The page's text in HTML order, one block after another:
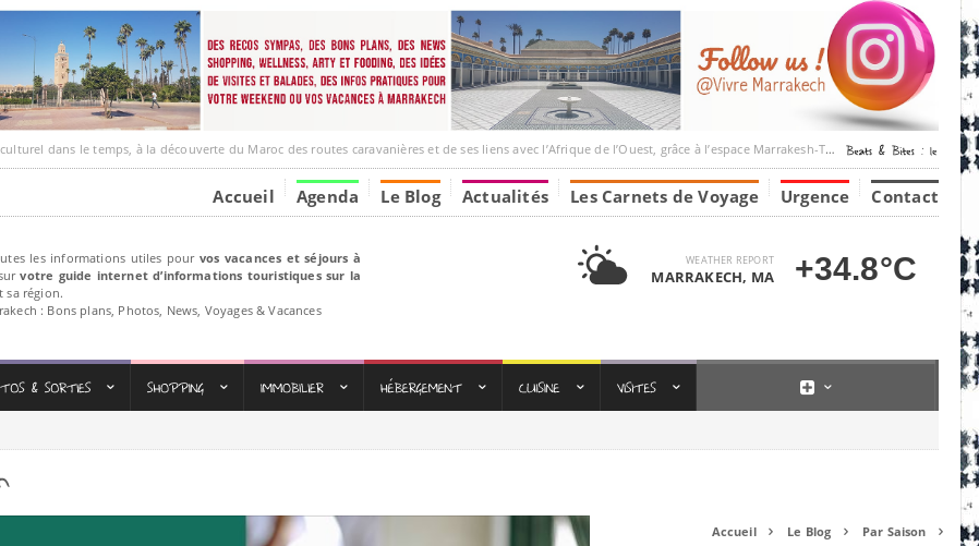
dans le temps, à la découverte du Maroc des routes caravanières et de ses liens avec l’Afrique de l’Ouest, grâce à l’espace Marrakesh-Tumbuktu.
Accueil Agenda Le Blog Actualités Les Carnets de Voyage Urgence Contact
les informations utiles pour vos vacances et séjours à
votre guide internet d’informations touristiques sur la
sa région.
: Bons plans, Photos, News, Voyages & Vacances
WEATHER REPORT
MARRAKECH, MA +34.8°C
Accueil  Le Blog  Par Saison 